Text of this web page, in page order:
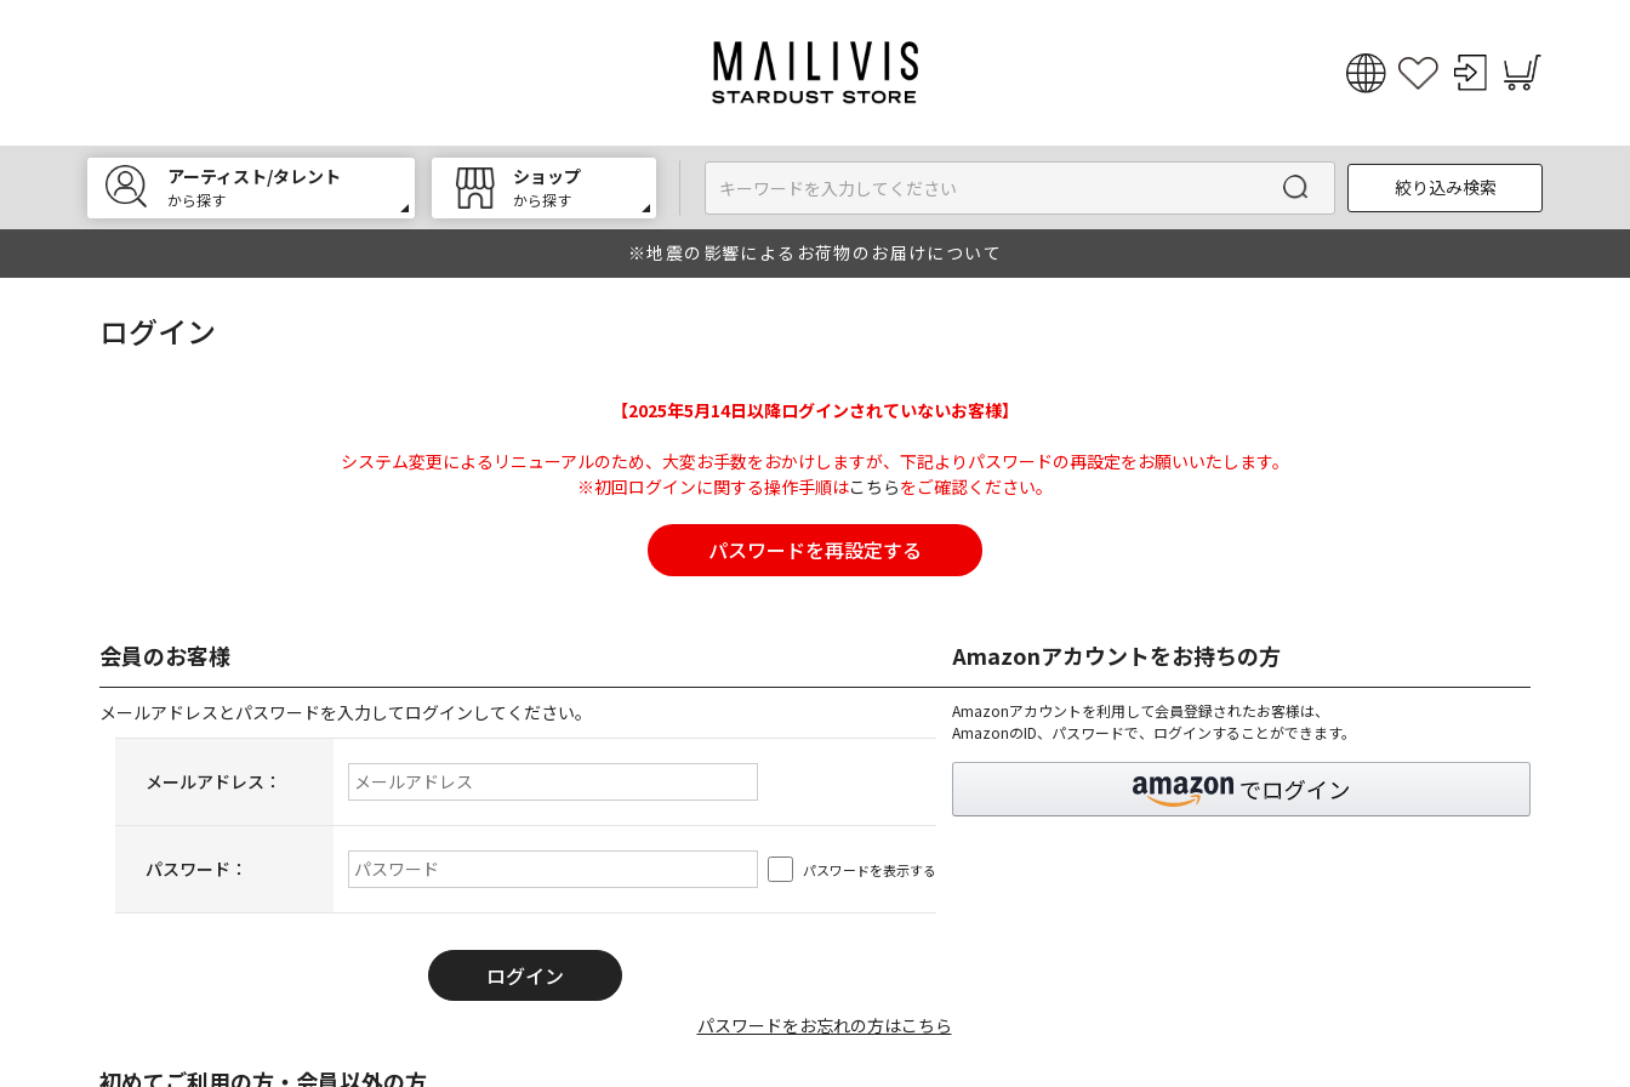
English
한국어
アーティスト/タレント
から探す
ショップ
から探す
絞り込み検索
※地震の影響によるお荷物のお届けについて
ログイン
【2025年5月14日以降ログインされていないお客様】
システム変更によるリニューアルのため、大変お手数をおかけしますが、下記よりパスワードの再設定をお願いいたします。
※初回ログインに関する操作手順はこちらをご確認ください。
パスワードを再設定する
会員のお客様
メールアドレスとパスワードを入力してログインしてください。
メールアドレス：
パスワード： パスワードを表示する
パスワードをお忘れの方はこちら
Amazonアカウントをお持ちの方
Amazonアカウントを利用して会員登録されたお客様は、
AmazonのID、パスワードで、ログインすることができます。